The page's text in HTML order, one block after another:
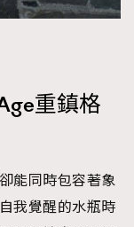
重鎮格
能同時包容著象
我覺醒的水瓶時